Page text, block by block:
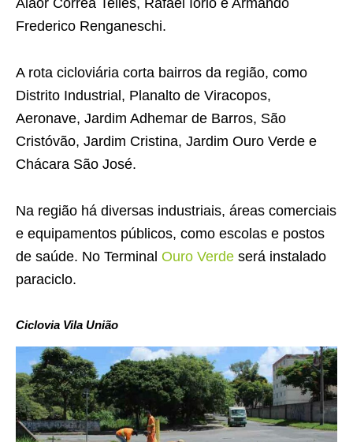
Alaor Côrrea Telles, Rafael Iório e Armando
Frederico Renganeschi.
A rota cicloviária corta bairros da região, como
Distrito Industrial, Planalto de Viracopos,
Aeronave, Jardim Adhemar de Barros, São
Cristóvão, Jardim Cristina, Jardim Ouro Verde e
Chácara São José.
Na região há diversas industriais, áreas comerciais
e equipamentos públicos, como escolas e postos
de saúde. No Terminal Ouro Verde será instalado
paraciclo.
Ciclovia Vila União